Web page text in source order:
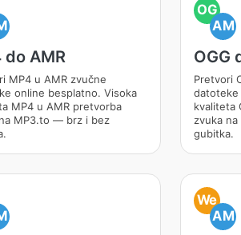
do AMR
MP4 u AMR zvučne
online besplatno. Visoka
MP4 u AMR pretvorba
MP3.to — brz i bez
OG
AM
OGG
Pretvori
datoteke
kvaliteta
zvuka
gubitka.
We
AM